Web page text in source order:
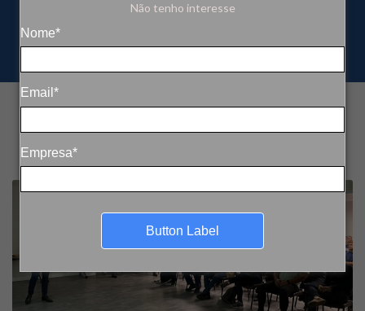
Não tenho interesse
Nome*
Email*
Empresa*
Button Label